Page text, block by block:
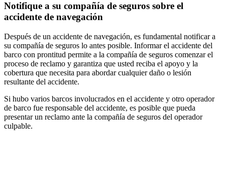
Notifique a su compañía de seguros sobre el
accidente de navegación
Después de un accidente de navegación, es fundamental notificar a
su compañía de seguros lo antes posible. Informar el accidente del
barco con prontitud permite a la compañía de seguros comenzar el
proceso de reclamo y garantiza que usted reciba el apoyo y la
cobertura que necesita para abordar cualquier daño o lesión
resultante del accidente.
Si hubo varios barcos involucrados en el accidente y otro operador
de barco fue responsable del accidente, es posible que pueda
presentar un reclamo ante la compañía de seguros del operador
culpable.